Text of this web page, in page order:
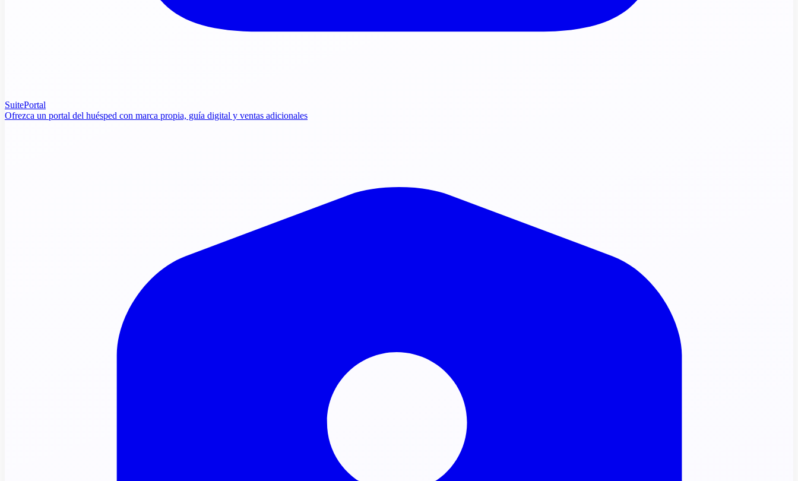
SuitePortal
Ofrezca un portal del huésped con marca propia, guía digital y ventas adicionales